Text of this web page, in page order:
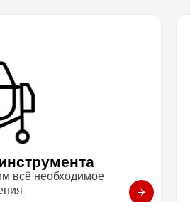
всё необходимое